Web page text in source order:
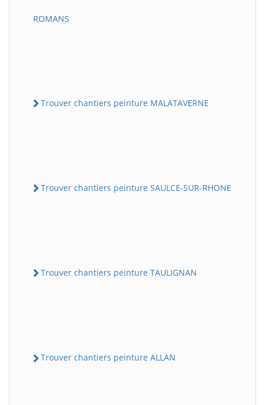
ROMANS
Trouver chantiers peinture MALATAVERNE
Trouver chantiers peinture SAULCE-SUR-RHONE
Trouver chantiers peinture TAULIGNAN
Trouver chantiers peinture ALLAN